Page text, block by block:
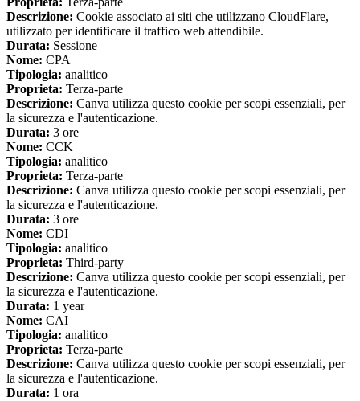
Descrizione: Cookie associato ai siti che utilizzano CloudFlare,
utilizzato per identificare il traffico web attendibile.
Durata: Sessione
Nome: CPA
Tipologia: analitico
Proprieta: Terza-parte
Descrizione: Canva utilizza questo cookie per scopi essenziali, per
la sicurezza e l'autenticazione.
Durata: 3 ore
Nome: CCK
Tipologia: analitico
Proprieta: Terza-parte
Descrizione: Canva utilizza questo cookie per scopi essenziali, per
la sicurezza e l'autenticazione.
Durata: 3 ore
Nome: CDI
Tipologia: analitico
Proprieta: Third-party
Descrizione: Canva utilizza questo cookie per scopi essenziali, per
la sicurezza e l'autenticazione.
Durata: 1 year
Nome: CAI
Tipologia: analitico
Proprieta: Terza-parte
Descrizione: Canva utilizza questo cookie per scopi essenziali, per
la sicurezza e l'autenticazione.
Durata: 1 ora